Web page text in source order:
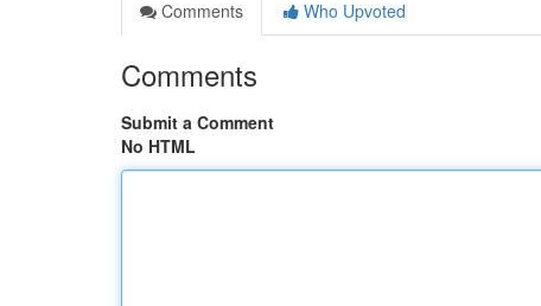
Comments
Who Upvoted
Comments
Submit a Comment
No HTML